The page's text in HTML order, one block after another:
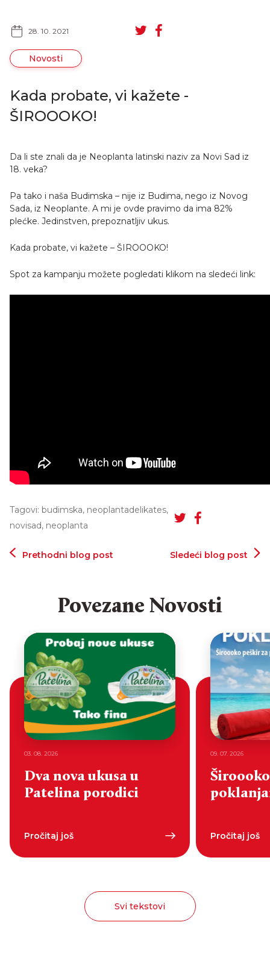
28. 10. 2021
Novosti
Kada probate, vi kažete -
ŠIROOOKO!
Da li ste znali da je Neoplanta latinski naziv za Novi Sad iz
18. veka?
Pa tako i naša Budimska – nije iz Budima, nego iz Novog
Sada, iz Neoplante. A mi je ovde pravimo da ima 82%
plećke. Jedinstven, prepoznatljiv ukus.
Kada probate, vi kažete – ŠIROOOKO!
Spot za kampanju možete pogledati klikom na sledeći link:
Tagovi: budimska, neoplantadelikates,
novisad, neoplanta
Prethodni blog post Sledeći blog post
Povezane Novosti
03. 08. 2026
Dva nova ukusa u
Patelina porodici
Pročitaj još
09. 07. 2026
Pročitaj još
Svi tekstovi